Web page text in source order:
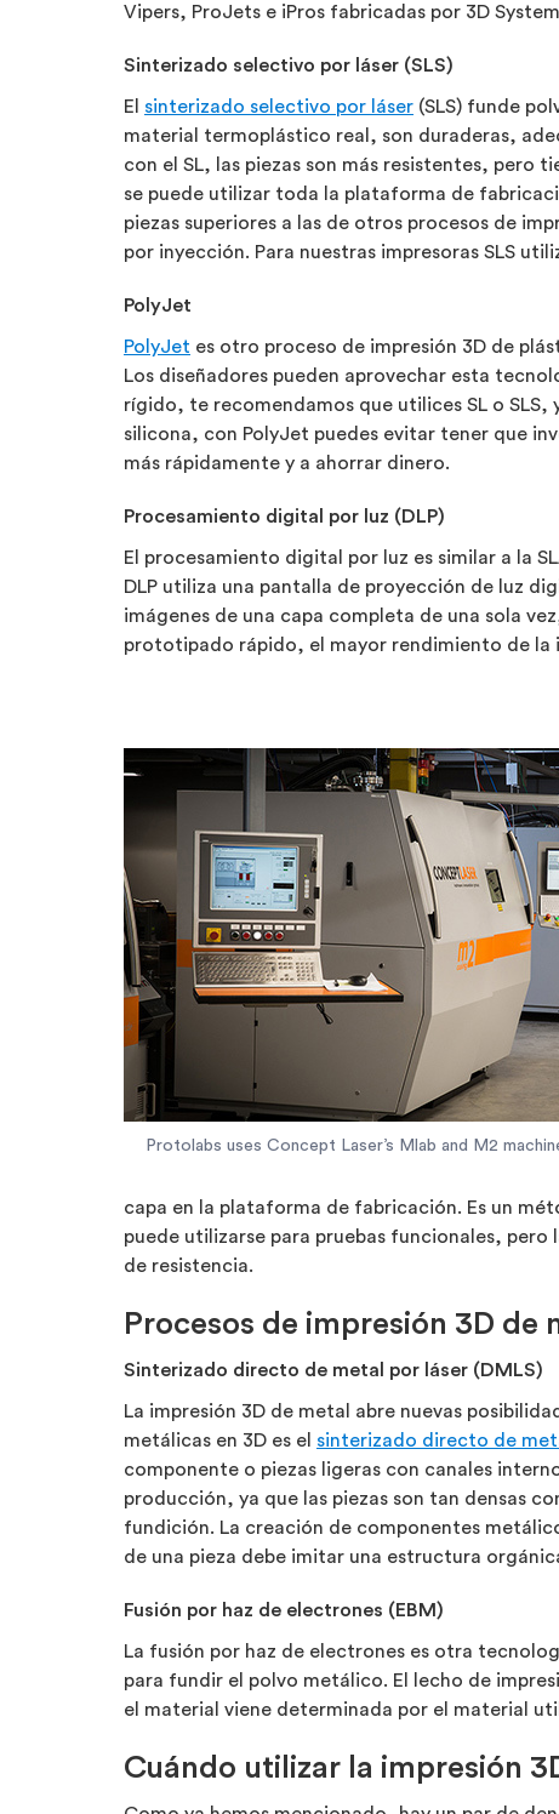
Vipers, ProJets e iPros fabricadas por 3D
Sinterizado selectivo por láser (SLS)
El sinterizado selectivo por láser (SLS) funde
material termoplástico real, son duraderas,
con el SL, las piezas son más resistentes, pero
se puede utilizar toda la plataforma de
piezas superiores a las de otros procesos de
por inyección. Para nuestras impresoras SLS
PolyJet
PolyJet es otro proceso de impresión 3D de
Los diseñadores pueden aprovechar esta
rígido, te recomendamos que utilices SL o
silicona, con PolyJet puedes evitar tener que
más rápidamente y a ahorrar dinero.
Procesamiento digital por luz (DLP)
El procesamiento digital por luz es similar a la
DLP utiliza una pantalla de proyección de luz
imágenes de una capa completa de una sola
prototipado rápido, el mayor rendimiento de la
Protolabs uses Concept Laser’s Mlab and M2
capa en la plataforma de fabricación. Es un
puede utilizarse para pruebas funcionales,
de resistencia.
Procesos de impresión 3D de
Sinterizado directo de metal por láser (DMLS)
La impresión 3D de metal abre nuevas
metálicas en 3D es el sinterizado directo de
componente o piezas ligeras con canales
producción, ya que las piezas son tan densas
fundición. La creación de componentes
de una pieza debe imitar una estructura
Fusión por haz de electrones (EBM)
La fusión por haz de electrones es otra
para fundir el polvo metálico. El lecho de
el material viene determinada por el material
Cuándo utilizar la impresión